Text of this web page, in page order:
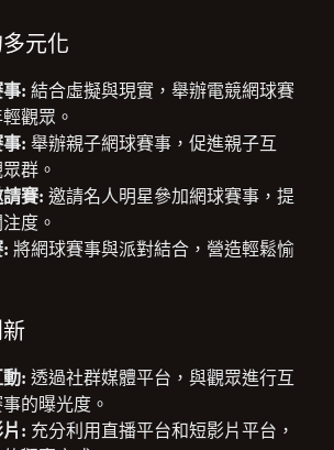
元化
: 結合虛擬與現實，舉辦電競網球賽
觀眾。
: 舉辦親子網球賽事，促進親子互
群。
賽: 邀請名人明星參加網球賽事，提
度。
: 將網球賽事與派對結合，營造輕鬆愉
: 透過社群媒體平台，與觀眾進行互
的曝光度。
: 充分利用直播平台和短影片平台，